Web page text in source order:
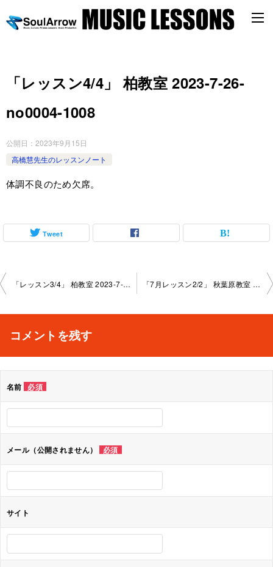
「レッスン4/4」 柏教室 2023-7-26-
no0004-1008
公開日： 2023年9月15日
高橋慧先生のレッスンノート
体調不良のため欠席。
Tweet
投
ビ
シ
ョ
ン
「レッスン3/4」 柏教室 2023-7-26-no0004-1008 「7月レッスン2/2」 秋葉原教室 2023-7-27-no0004-1086
コメントを残す
名前 必須
メール（公開されません） 必須
サイト